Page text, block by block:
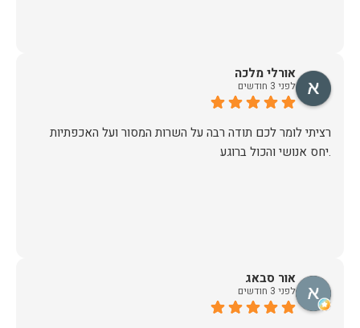
אורלי מלכה
לפני 3 חודשים
רציתי לומר לכם תודה רבה על השרות המסור ועל האכפתיות
.יחס אנושי והכול ברוגע
אור סבאג
לפני 3 חודשים